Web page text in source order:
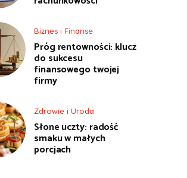
Biznes i Finanse
Próg rentowności: klucz
do sukcesu
finansowego twojej
firmy
Zdrowie i Uroda
Słone uczty: radość
smaku w małych
porcjach